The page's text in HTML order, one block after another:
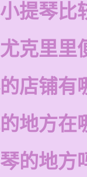
提琴比
克里里
店铺有
地方在
的地方